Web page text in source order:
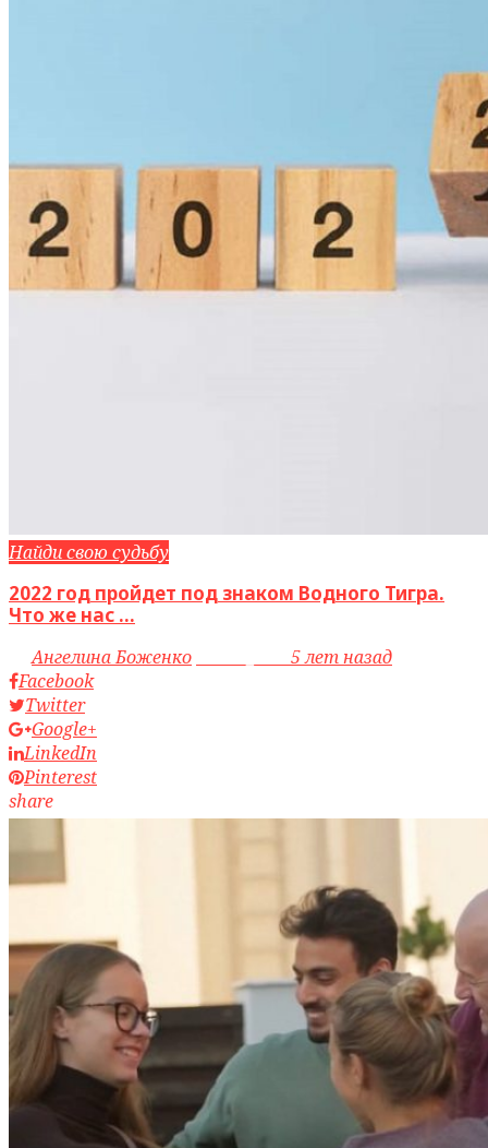
Найди свою судьбу
2022 год пройдет под знаком Водного Тигра.
Что же нас ...
byАнгелина Боженко
5 лет назад
Facebook
Twitter
Google+
LinkedIn
Pinterest
share